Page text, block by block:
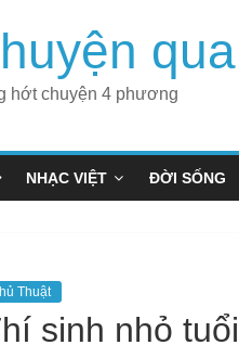
hớt chuyện 4 phương
NHẠC VIỆT ĐỜI SỐNG
Thuật
sinh nhỏ